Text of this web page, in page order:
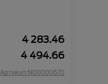
4 283.46
4 494.66
Артикул:N00000670